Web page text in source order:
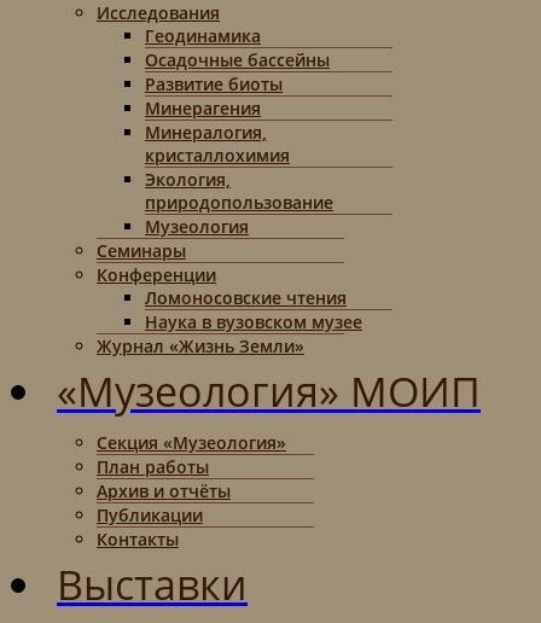
Исследования
Геодинамика
Осадочные бассейны
Развитие биоты
Минерагения
Минералогия,
кристаллохимия
Экология,
природопользование
Музеология
Семинары
Конференции
Ломоносовские чтения
Наука в вузовском музее
Журнал «Жизнь Земли»
«Музеология» МОИП
Секция «Музеология»
План работы
Архив и отчёты
Публикации
Контакты
Выставки